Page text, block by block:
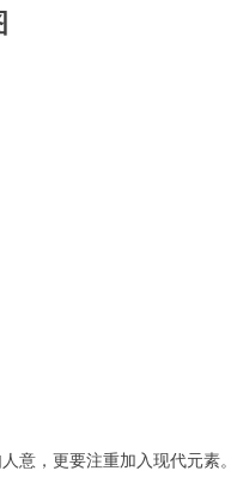
意，更要注重加入现代元素。